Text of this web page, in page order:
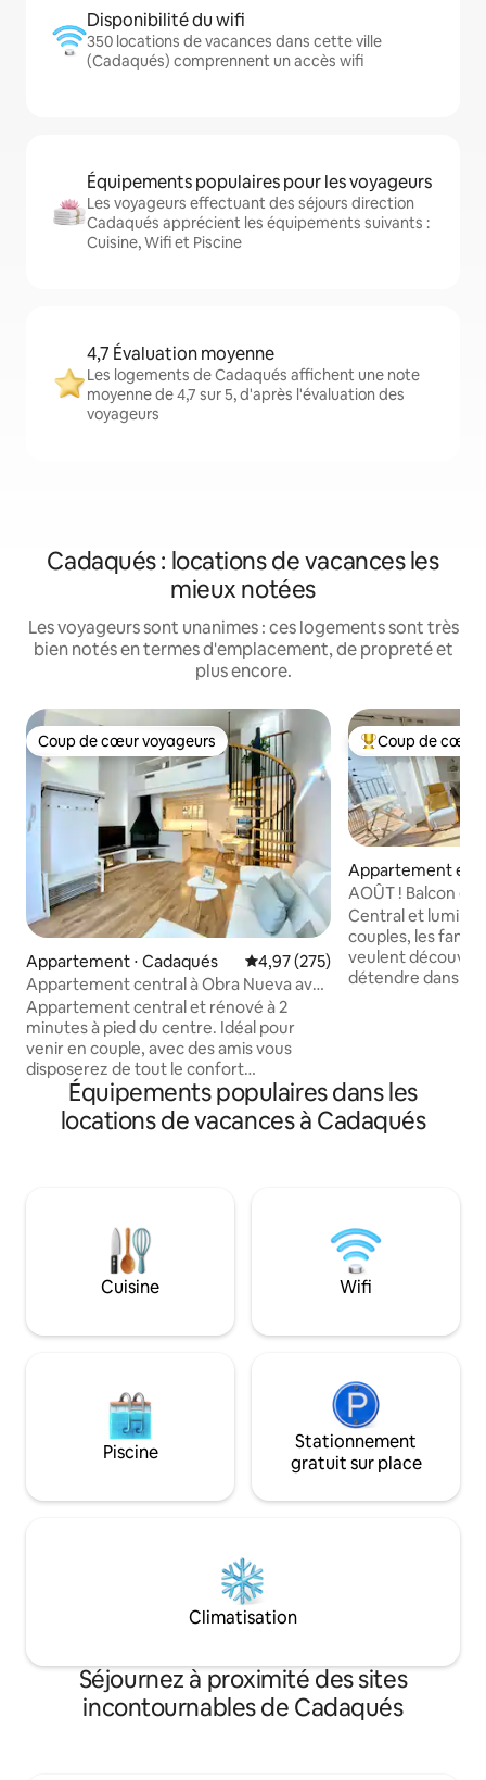
Disponibilité du wifi
350 locations de vacances dans cette ville
(Cadaqués) comprennent un accès wifi
Équipements populaires pour les voyageurs
Les voyageurs effectuant des séjours direction
Cadaqués apprécient les équipements suivants :
Cuisine, Wifi et Piscine
4,7 Évaluation moyenne
Les logements de Cadaqués affichent une note
moyenne de 4,7 sur 5, d'après l'évaluation des
voyageurs
Cadaqués : locations de vacances les
mieux notées
Les voyageurs sont unanimes : ces logements sont très
bien notés en termes d'emplacement, de propreté et
plus encore.
Coup de cœur voyageurs
Coup de cœur voyageurs
Appartement ⋅ Cadaqués Évaluation moyenne sur la
4,97 (275)
Appartement central à Obra Nueva avec
Terrasse
Appartement central et rénové à 2
minutes à pied du centre. Idéal pour
venir en couple, avec des amis vous
disposerez de tout le confort
nécessaire. Vous pourrez vous reposer,
vous déconnecter, ou si vous le
souhaitez, télétravailler. La chambre
bains complète avec baignoire de 1,70 m
et d'une douche. Possibilité lit d'appoint.
Stationnement facile, quartier
résidentiel. Comprend le linge de lit et
Coups de cœur
Coup de cœur
Appartement en
adaqués
AOÛT ! Balcon
centre
Central et
couples, les
veulent découvrir
détendre dans le
Internet Cuisine
laver et
de lit et les
Équipements populaires dans les
locations de vacances à Cadaqués
Cuisine Wifi
Piscine
Stationnement
gratuit sur place
Climatisation
Séjournez à proximité des sites
incontournables de Cadaqués